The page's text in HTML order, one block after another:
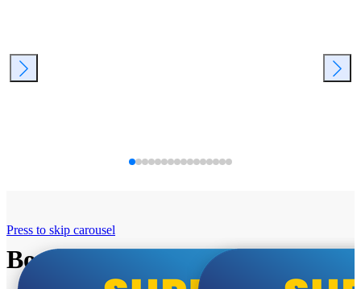
Bosch super cene
Press to skip carousel